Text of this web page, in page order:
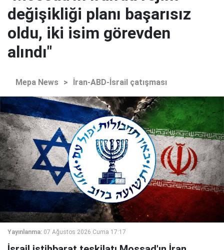
değişikliği planı başarısız
oldu, iki isim görevden
alındı"
Mepa News > İran-ABD-İsrail çatışması
Yayınlanma: 07 Ağustos 2026 Cuma 17:17